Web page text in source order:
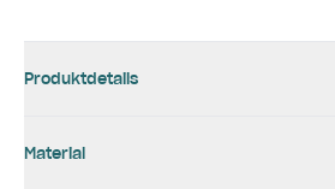
Produktdetails
Material